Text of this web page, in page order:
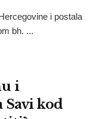
i postala
bh. ...
i
Savi kod